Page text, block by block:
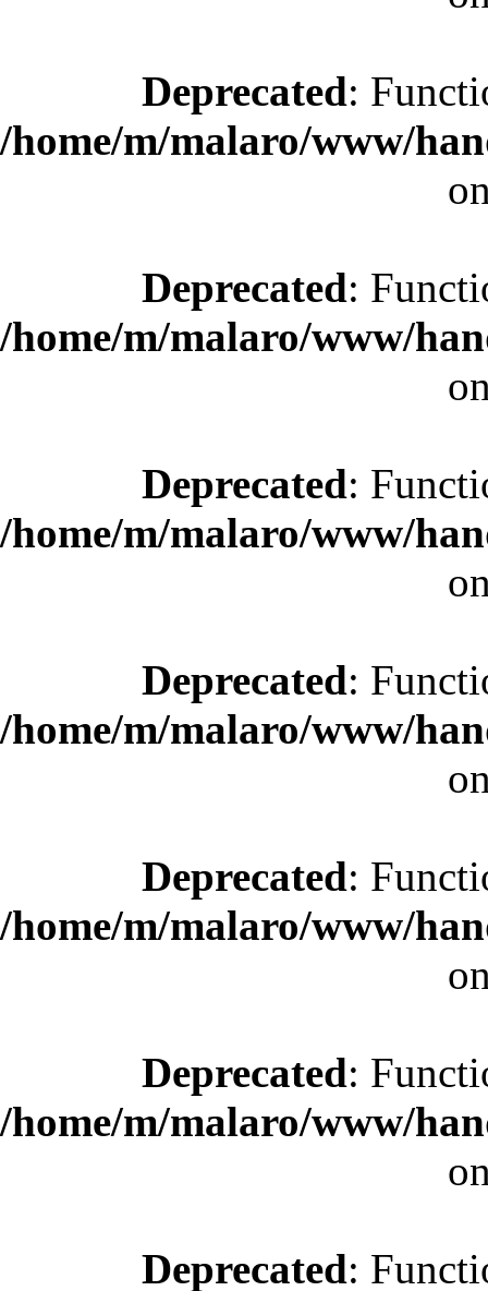
Deprecated:
/home/m/malaro/www/
Deprecated:
/home/m/malaro/www/
Deprecated:
/home/m/malaro/www/
Deprecated:
/home/m/malaro/www/
Deprecated:
/home/m/malaro/www/
Deprecated:
/home/m/malaro/www/
Deprecated: